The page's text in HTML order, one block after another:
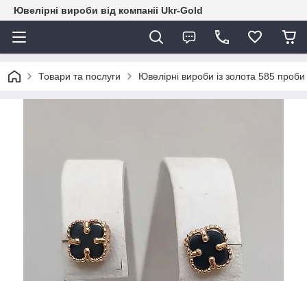
Ювелірні вироби від компаніі Ukr-Gold
Товари та послуги Ювелірні вироби із золота 585 проби